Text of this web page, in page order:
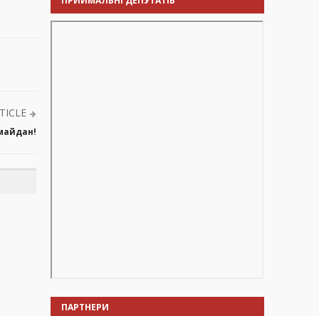
ПАРТНЕРИ